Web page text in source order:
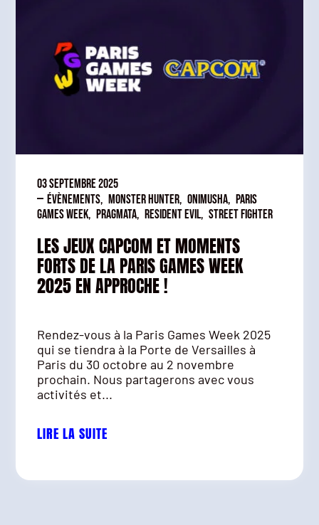
03 septembre 2025
— Évènements, Monster Hunter, Onimusha, Paris
Games Week, Pragmata, Resident Evil, Street Fighter
LES JEUX CAPCOM ET MOMENTS
FORTS DE LA PARIS GAMES WEEK
2025 EN APPROCHE !
Rendez-vous à la Paris Games Week 2025
qui se tiendra à la Porte de Versailles à
Paris du 30 octobre au 2 novembre
prochain. Nous partagerons avec vous
activités et...
LIRE LA SUITE